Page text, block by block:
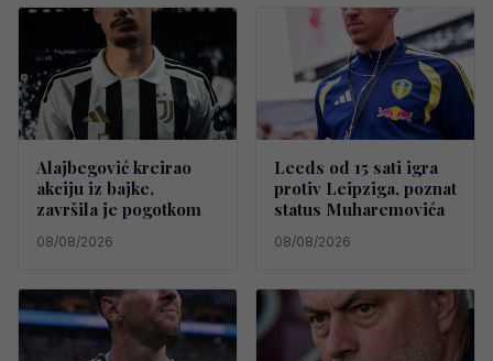
Alajbegović kreirao
akciju iz bajke,
završila je pogotkom
08/08/2026
Leeds od 15 sati igra
protiv Leipziga, poznat
status Muharemovića
08/08/2026